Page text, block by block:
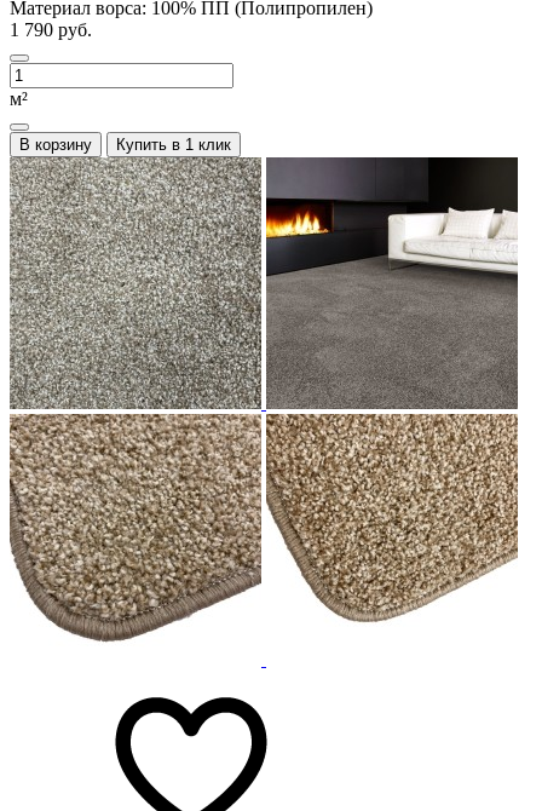
Материал ворса: 100% ПП (Полипропилен)
1 790 руб.
м²
В корзину Купить в 1 клик